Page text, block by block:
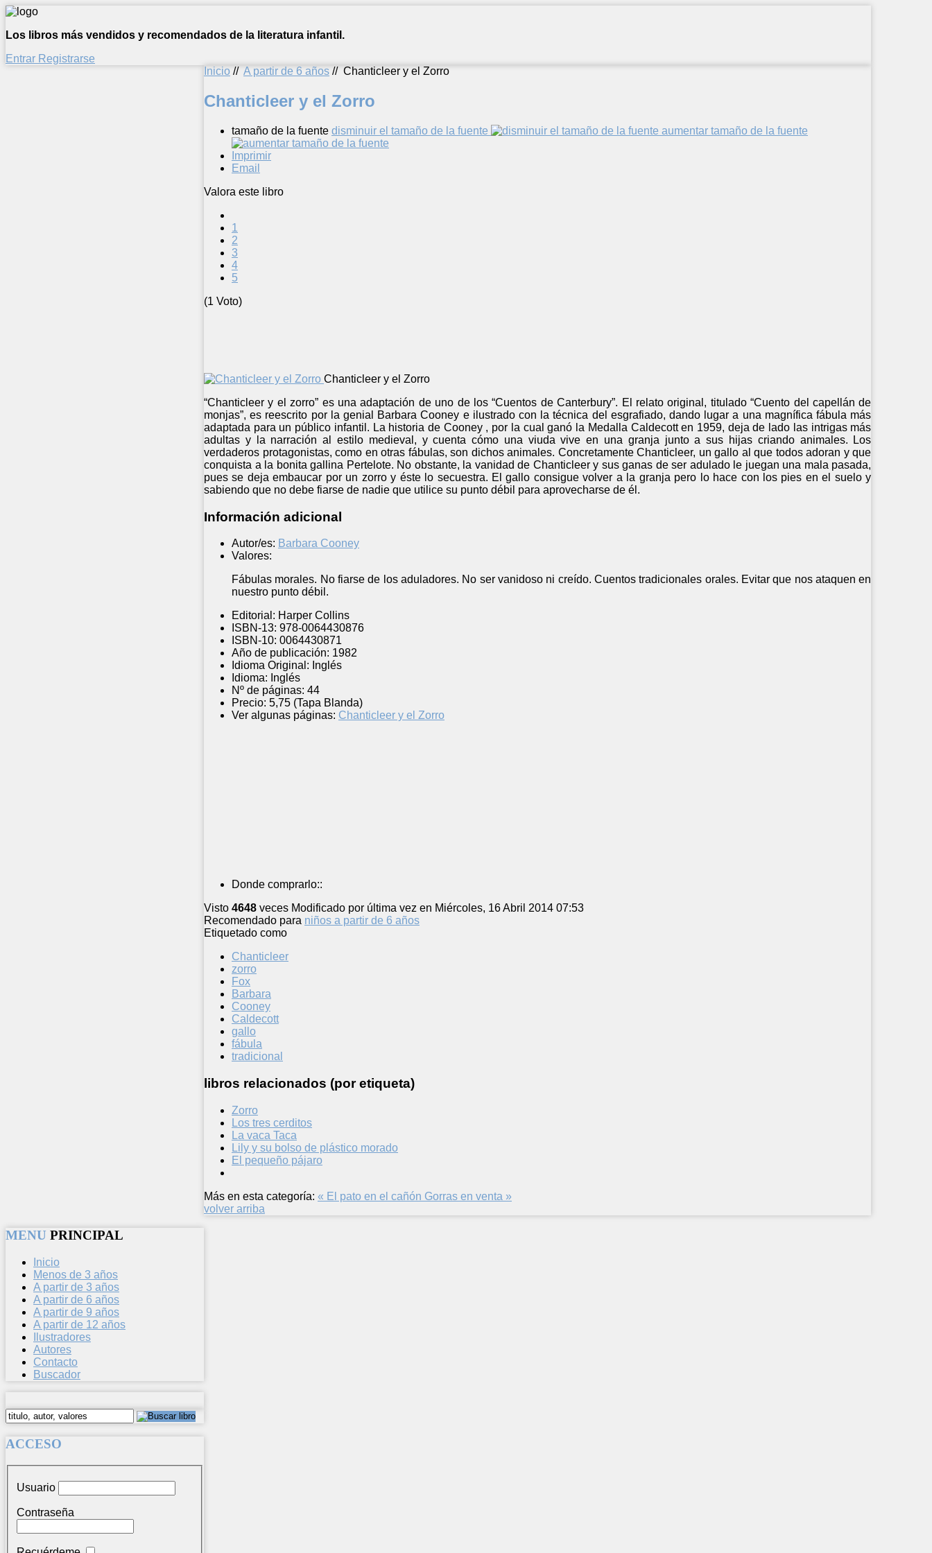
Los libros más vendidos y recomendados de la literatura infantil.
Entrar Registrarse
Inicio // A partir de 6 años // Chanticleer y el Zorro
Chanticleer y el Zorro
tamaño de la fuente disminuir el tamaño de la fuente aumentar tamaño de la fuente
Imprimir
Email
Valora este libro
1
2
3
4
5
(1 Voto)
Chanticleer y el Zorro
“Chanticleer y el zorro” es una adaptación de uno de los “Cuentos de Canterbury”. El relato original, titulado “Cuento del capellán de
monjas”, es reescrito por la genial Barbara Cooney e ilustrado con la técnica del esgrafiado, dando lugar a una magnífica fábula más
adaptada para un público infantil. La historia de Cooney , por la cual ganó la Medalla Caldecott en 1959, deja de lado las intrigas más
adultas y la narración al estilo medieval, y cuenta cómo una viuda vive en una granja junto a sus hijas criando animales. Los
verdaderos protagonistas, como en otras fábulas, son dichos animales. Concretamente Chanticleer, un gallo al que todos adoran y que
conquista a la bonita gallina Pertelote. No obstante, la vanidad de Chanticleer y sus ganas de ser adulado le juegan una mala pasada,
pues se deja embaucar por un zorro y éste lo secuestra. El gallo consigue volver a la granja pero lo hace con los pies en el suelo y
sabiendo que no debe fiarse de nadie que utilice su punto débil para aprovecharse de él.
Información adicional
Autor/es: Barbara Cooney
Valores:
Fábulas morales. No fiarse de los aduladores. No ser vanidoso ni creído. Cuentos tradicionales orales. Evitar que nos ataquen en
nuestro punto débil.
Editorial: Harper Collins
ISBN-13: 978-0064430876
ISBN-10: 0064430871
Año de publicación: 1982
Idioma Original: Inglés
Idioma: Inglés
Nº de páginas: 44
Precio: 5,75 (Tapa Blanda)
Ver algunas páginas: Chanticleer y el Zorro
Donde comprarlo::
Visto 4648 veces Modificado por última vez en Miércoles, 16 Abril 2014 07:53
Recomendado para niños a partir de 6 años
Etiquetado como
Chanticleer
zorro
Fox
Barbara
Cooney
Caldecott
gallo
fábula
tradicional
libros relacionados (por etiqueta)
Zorro
Los tres cerditos
La vaca Taca
Lily y su bolso de plástico morado
El pequeño pájaro
Más en esta categoría: « El pato en el cañón Gorras en venta »
volver arriba
MENU PRINCIPAL
Inicio
Menos de 3 años
A partir de 3 años
A partir de 6 años
A partir de 9 años
A partir de 12 años
Ilustradores
Autores
Contacto
Buscador
ACCESO
Usuario
Contraseña